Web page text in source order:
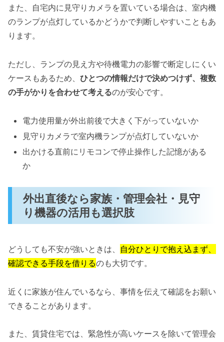
また、自宅内に見守りカメラを置いている場合は、室内機
のランプが点灯しているかどうかで判断しやすいこともあ
ります。
ただし、ランプの見え方や待機電力の影響で断定しにくい
ケースもあるため、 ひとつの情報だけで決めつけず、複数
の手がかりを合わせて考えるのが安心です。
電力使用量が外出前後で大きく下がっていないか
見守りカメラで室内機ランプが点灯していないか
出かける直前にリモコンで停止操作した記憶がある
か
外出直後なら家族・管理会社・見守
り機器の活用も選択肢
どうしても不安が強いときは、 自分ひとりで抱え込まず、
確認できる手段を借りるのも大切です。
近くに家族が住んでいるなら、事情を伝えて確認をお願い
できることがあります。
また、賃貸住宅では、緊急性が高いケースを除いて管理会